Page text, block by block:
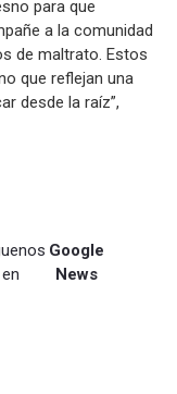
para que
a la comunidad
de maltrato. Estos
que reflejan una
desde la raíz”,
en
Google
News